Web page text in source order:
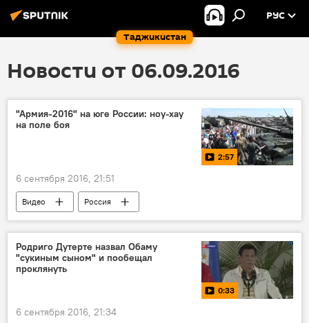
Таджикистан
РУС
Новости от 06.09.2016
"Армия-2016" на юге России: ноу-хау
на поле боя
2:57
6 сентября 2016, 21:51
Видео Россия
Родриго Дутерте назвал Обаму
"сукиным сыном" и пообещал
проклянуть
0:33
6 сентября 2016, 21:34